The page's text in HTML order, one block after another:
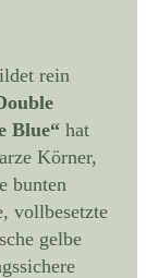
rein
Blue“ hat
Körner,
bunten
vollbesetzte
gelbe